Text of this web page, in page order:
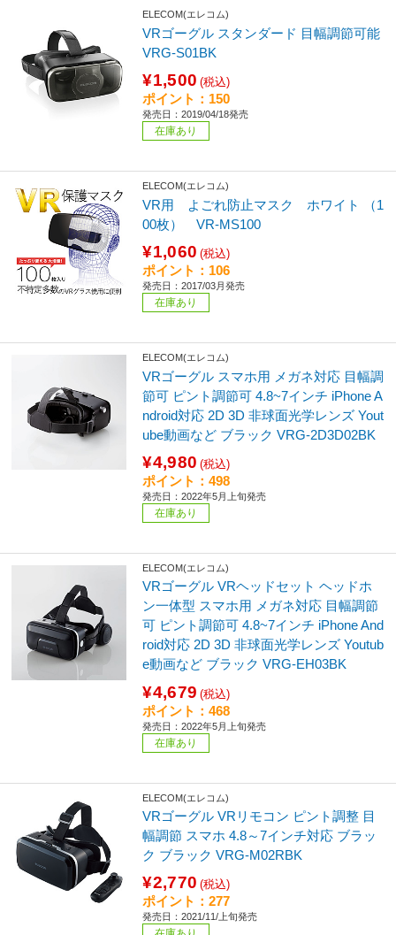
ELECOM(エレコム)
VRゴーグル スタンダード 目幅調節可能
VRG-S01BK
¥1,500 (税込)
ポイント：150
発売日：2019/04/18発売
在庫あり
ELECOM(エレコム)
VR用 よごれ防止マスク ホワイト （1
00枚） VR-MS100
¥1,060 (税込)
ポイント：106
発売日：2017/03月発売
在庫あり
ELECOM(エレコム)
VRゴーグル スマホ用 メガネ対応 目幅調
節可 ピント調節可 4.8~7インチ iPhone A
ndroid対応 2D 3D 非球面光学レンズ Yout
ube動画など ブラック VRG-2D3D02BK
¥4,980 (税込)
ポイント：498
発売日：2022年5月上旬発売
在庫あり
ELECOM(エレコム)
VRゴーグル VRヘッドセット ヘッドホ
ン一体型 スマホ用 メガネ対応 目幅調節
可 ピント調節可 4.8~7インチ iPhone And
roid対応 2D 3D 非球面光学レンズ Youtub
e動画など ブラック VRG-EH03BK
¥4,679 (税込)
ポイント：468
発売日：2022年5月上旬発売
在庫あり
ELECOM(エレコム)
VRゴーグル VRリモコン ピント調整 目
幅調節 スマホ 4.8～7インチ対応 ブラッ
ク ブラック VRG-M02RBK
¥2,770 (税込)
ポイント：277
発売日：2021/11/上旬発売